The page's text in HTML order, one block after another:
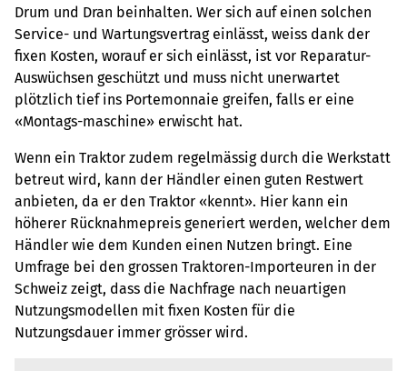
Drum und Dran beinhalten. Wer sich auf einen solchen
Service- und Wartungsvertrag einlässt, weiss dank der
fixen Kosten, worauf er sich einlässt, ist vor Reparatur-
Auswüchsen geschützt und muss nicht unerwartet
plötzlich tief ins Portemonnaie greifen, falls er eine
«Montags-maschine» erwischt hat.
Wenn ein Traktor zudem regelmässig durch die Werkstatt
betreut wird, kann der Händler einen guten Restwert
anbieten, da er den Traktor «kennt». Hier kann ein
höherer Rücknahmepreis generiert werden, welcher dem
Händler wie dem Kunden einen Nutzen bringt. Eine
Umfrage bei den grossen Traktoren-Importeuren in der
Schweiz zeigt, dass die Nachfrage nach neuartigen
Nutzungsmodellen mit fixen Kosten für die
Nutzungsdauer immer grösser wird.